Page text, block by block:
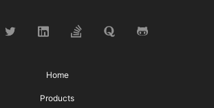
Home
Products